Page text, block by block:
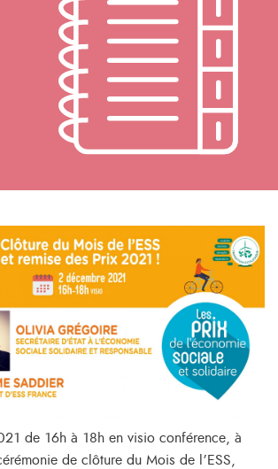
de 16h à 18h en visio conférence, à
de clôture du Mois de l’ESS,